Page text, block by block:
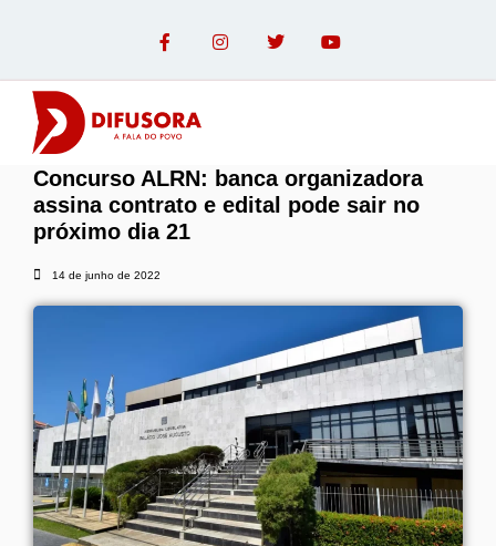
Concurso ALRN: banca organizadora
assina contrato e edital pode sair no
próximo dia 21
14 de junho de 2022